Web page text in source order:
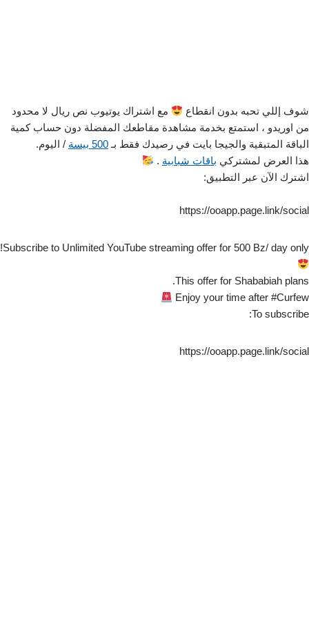
شوف إللي تحبه بدون انقطاع
مع اشتراك يوتيوب نص ريال لا محدود
من اوريدو ، استمتع بخدمة مشاهدة مقاطعك المفضلة دون حساب كمية
الباقة المتبقية والجيجا بايت في رصيدك فقط بـ 500 بيسة
/ اليوم.
هذا العرض لمشتركي باقات شبابية .
اشترك الآن عبر التطبيق:
https://ooapp.page.link/social
Subscribe to Unlimited YouTube streaming offer for 500 Bz/ day only!
This offer for Shababiah plans.
Enjoy your time after #Curfew
To subscribe:
https://ooapp.page.link/social